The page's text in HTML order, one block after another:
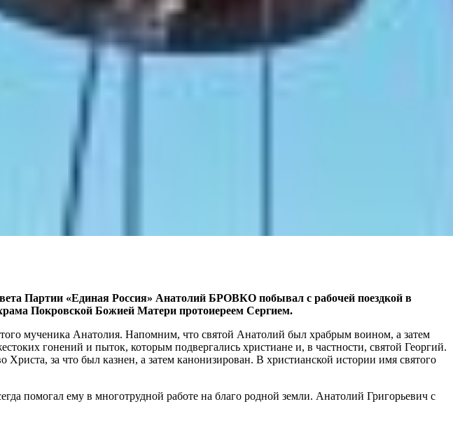
Партии «Единая Россия» Анатолий БРОВКО побывал с рабочей поездкой в
Покровской Божией Матери протоиереем Сергием.
мученика Анатолия. Напомним, что святой Анатолий был храбрым воином, а затем
гонений и пыток, которым подвергались христиане и, в частности, святой Георгий.
за что был казнен, а затем канонизирован. В христианской истории имя святого
помогал ему в многотрудной работе на благо родной земли. Анатолий Григорьевич с